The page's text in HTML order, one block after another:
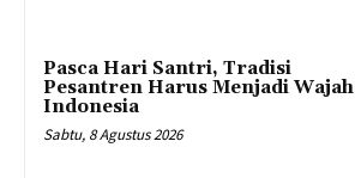
Pasca Hari Santri, Tradisi
Pesantren Harus Menjadi Wajah
Indonesia
Sabtu, 8 Agustus 2026